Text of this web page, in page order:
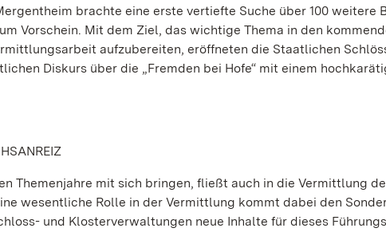
brachte eine erste vertiefte Suche über 100 weitere
Vorschein. Mit dem Ziel, das wichtige Thema in den
aufzubereiten, eröffneten die Staatlichen
Diskurs über die „Fremden bei Hofe“ mit einem
Themenjahre mit sich bringen, fließt auch in die Vermittlung
wesentliche Rolle in der Vermittlung kommt dabei den
und Klosterverwaltungen neue Inhalte für dieses